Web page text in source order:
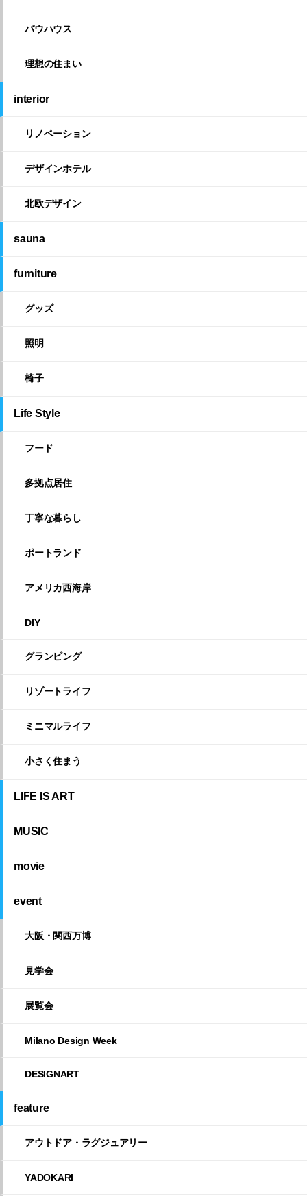
バウハウス
理想の住まい
interior
リノベーション
デザインホテル
北欧デザイン
sauna
furniture
グッズ
照明
椅子
Life Style
フード
多拠点居住
丁寧な暮らし
ポートランド
アメリカ西海岸
DIY
グランピング
リゾートライフ
ミニマルライフ
小さく住まう
LIFE IS ART
MUSIC
movie
event
大阪・関西万博
見学会
展覧会
Milano Design Week
DESIGNART
feature
アウトドア・ラグジュアリー
YADOKARI